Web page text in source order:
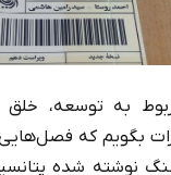
به توسعه، خلق
بگویم که
نوشته شده